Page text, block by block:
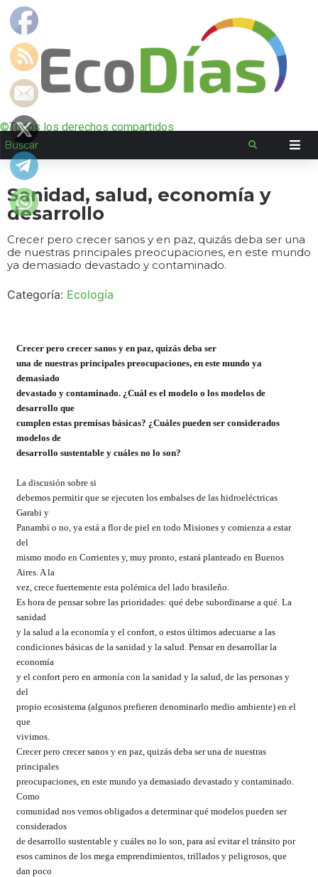
©Todos los derechos compartidos
Sanidad, salud, economía y
desarrollo
Crecer pero crecer sanos y en paz, quizás deba ser una
de nuestras principales preocupaciones, en este mundo
ya demasiado devastado y contaminado.
Categoría: Ecología
Crecer pero crecer sanos y en paz, quizás deba ser
una de nuestras principales preocupaciones, en este mundo ya
demasiado
devastado y contaminado. ¿Cuál es el modelo o los modelos de
desarrollo que
cumplen estas premisas básicas? ¿Cuáles pueden ser considerados
modelos de
desarrollo sustentable y cuáles no lo son?
La discusión sobre si
debemos permitir que se ejecuten los embalses de las hidroeléctricas
Garabi y
Panambi o no, ya está a flor de piel en todo Misiones y comienza a estar
del
mismo modo en Corrientes y, muy pronto, estará planteado en Buenos
Aires. A la
vez, crece fuertemente esta polémica del lado brasileño.
Es hora de pensar sobre las prioridades: qué debe subordinarse a qué. La
sanidad
y la salud a la economía y el confort, o estos últimos adecuarse a las
condiciones básicas de la sanidad y la salud. Pensar en desarrollar la
economía
y el confort pero en armonía con la sanidad y la salud, de las personas y
del
propio ecosistema (algunos prefieren denominarlo medio ambiente) en el
que
vivimos.
Crecer pero crecer sanos y en paz, quizás deba ser una de nuestras
principales
preocupaciones, en este mundo ya demasiado devastado y contaminado.
Como
comunidad nos vemos obligados a determinar qué modelos pueden ser
considerados
de desarrollo sustentable y cuáles no lo son, para así evitar el tránsito por
esos caminos de los mega emprendimientos, trillados y peligrosos, que
dan poco